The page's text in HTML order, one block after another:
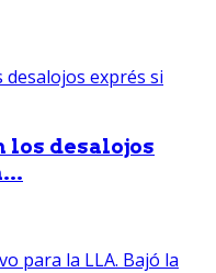
los desalojos